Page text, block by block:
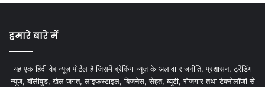
हमारे बारे में
यह एक हिंदी वेब न्यूज़ पोर्टल है जिसमें ब्रेकिंग न्यूज़ के अलावा राजनीति, प्रशासन, ट्रेंडिंग
न्यूज, बॉलीवुड, खेल जगत, लाइफस्टाइल, बिजनेस, सेहत, ब्यूटी, रोजगार तथा टेक्नोलॉजी से